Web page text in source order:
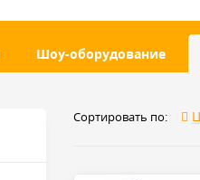
Шоу-оборудование
Сортировать по: